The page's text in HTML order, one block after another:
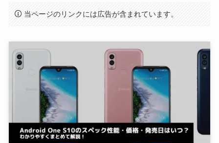
当ページのリンクには広告が含まれています。